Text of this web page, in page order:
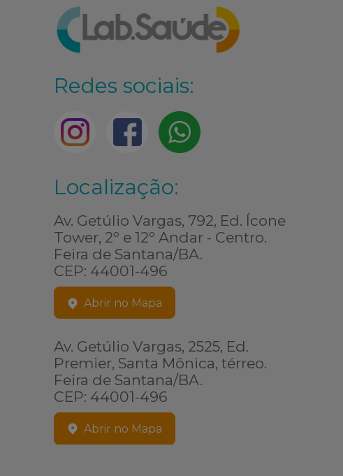
Redes sociais:
Localização:
Av. Getúlio Vargas, 792, Ed. Ícone
Tower, 2º e 12º Andar - Centro.
Feira de Santana/BA.
CEP: 44001-496
Abrir no Mapa
Av. Getúlio Vargas, 2525, Ed.
Premier, Santa Mônica, térreo.
Feira de Santana/BA.
CEP: 44001-496
Abrir no Mapa